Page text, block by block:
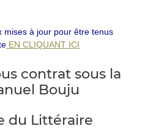
mises à jour pour être tenus
EN CLIQUANT ICI
contrat sous la
Bouju
du Littéraire